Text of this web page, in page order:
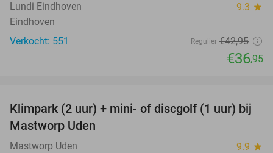
Lundi Eindhoven 9.3 star
Eindhoven
Verkocht: 551
Regulier €42,95
€36,95
24%
Klimpark (2 uur) + mini- of discgolf (1 uur) bij
Mastworp Uden
Mastworp Uden 9.9 star